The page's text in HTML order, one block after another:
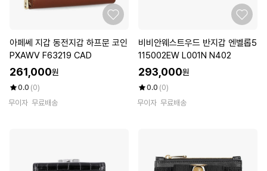
아페쎄 지갑 동전지갑 하프문 코인
PXAWV F63219 CAD
261,000원
0.0 (0)
무이자 무료배송
비비안웨스트우드 반지갑 엔벨롭5
115002EW L001N N402
293,000원
0.0 (0)
무이자 무료배송